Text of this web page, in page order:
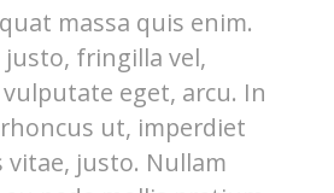
massa quis enim.
justo, fringilla vel,
eget, arcu. In
ut, imperdiet
vitae, justo. Nullam